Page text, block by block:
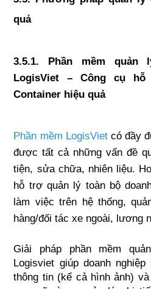
quả
3.5.1. Phần mềm quản
LogisViet – Công cụ
Container hiệu quả
Phần mềm LogisViet có đầy
được tất cả những vấn đề
tiện, sửa chữa, nhiên liệu.
hỗ trợ quản lý toàn bộ
làm việc trên hệ thống,
hàng/đối tác xe ngoài, lương
Giải pháp phần mềm
Logisviet giúp doanh
thông tin (kể cả hình ảnh)